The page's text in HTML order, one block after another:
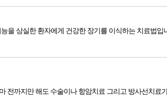
되거나 기능을 상실한 환자에게 건강한 장기를 이식하는 치료
전까지만 해도 수술이나 항암치료 그리고 방사선치료